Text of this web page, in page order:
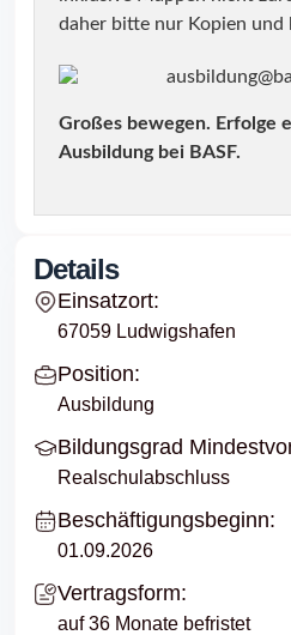
daher bitte nur Kopien und
Großes bewegen. Erfolge
Ausbildung bei BASF.
Details
Einsatzort:
67059 Ludwigshafen
Position:
Ausbildung
Bildungsgrad
Realschulabschluss
Beschäftigungsbeginn:
01.09.2026
Vertragsform:
auf 36 Monate befristet